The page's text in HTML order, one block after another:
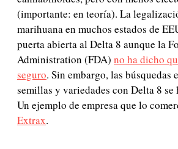
(importante: en teoría). La
marihuana en muchos estados de
puerta abierta al Delta 8 aunque la
Administration (FDA) no ha dicho
seguro. Sin embargo, las búsquedas
semillas y variedades con Delta 8
Un ejemplo de empresa que lo
Extrax.